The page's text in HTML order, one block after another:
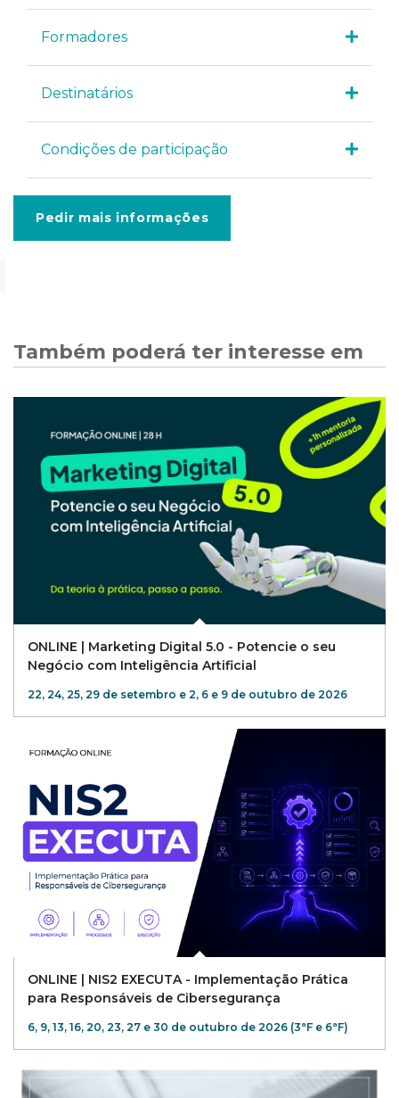
Formadores
Destinatários
Condições de participação
Pedir mais informações
Também poderá ter interesse em
ONLINE | Marketing Digital 5.0 - Potencie o seu
Negócio com Inteligência Artificial
22, 24, 25, 29 de setembro e 2, 6 e 9 de outubro de 2026
ONLINE | NIS2 EXECUTA - Implementação Prática
para Responsáveis de Cibersegurança
6, 9, 13, 16, 20, 23, 27 e 30 de outubro de 2026 (3ªF e 6ªF)